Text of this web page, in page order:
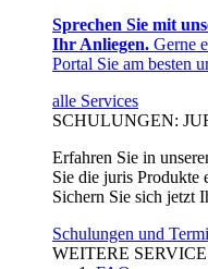
Sprechen Sie mit
Ihr Anliegen. Gerne
Portal Sie am besten
alle Services
SCHULUNGEN:
Erfahren Sie in
Sie die juris Produkte
Sichern Sie sich jetzt
Schulungen und
WEITERE